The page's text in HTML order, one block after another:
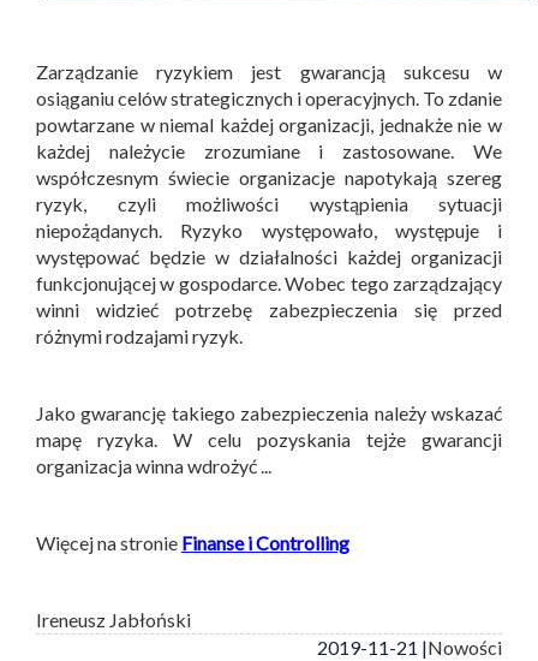
Zarządzanie ryzykiem jest gwarancją sukcesu w
osiąganiu celów strategicznych i operacyjnych. To zdanie
powtarzane w niemal każdej organizacji, jednakże nie w
każdej należycie zrozumiane i zastosowane. We
współczesnym świecie organizacje napotykają szereg
ryzyk, czyli możliwości wystąpienia sytuacji
niepożądanych. Ryzyko występowało, występuje i
występować będzie w działalności każdej organizacji
funkcjonującej w gospodarce. Wobec tego zarządzający
winni widzieć potrzebę zabezpieczenia się przed
różnymi rodzajami ryzyk.
Jako gwarancję takiego zabezpieczenia należy wskazać
mapę ryzyka. W celu pozyskania tejże gwarancji
organizacja winna wdrożyć ...
Więcej na stronie Finanse i Controlling
Ireneusz Jabłoński
2019-11-21 |Nowości